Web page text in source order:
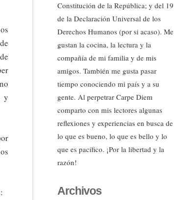
y
Constitución de la República; y del 19
de la Declaración Universal de los
Derechos Humanos (por si acaso). Me
gustan la cocina, la lectura y la
compañía de mi familia y de mis
amigos. También me gusta pasar
tiempo conociendo mi país y a su
gente. Al perpetrar Carpe Diem
comparto con mis lectores algunas
reflexiones y experiencias en busca de
lo que es bueno, lo que es bello y lo
que es pacífico. ¡Por la libertad y la
razón!
Archivos